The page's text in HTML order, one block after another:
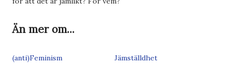
Än mer om...
(anti)Feminism
Jämställdhet